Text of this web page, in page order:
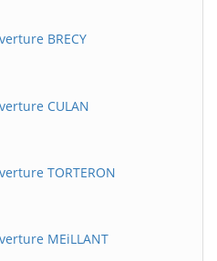
BRECY
CULAN
TORTERON
MEiLLANT